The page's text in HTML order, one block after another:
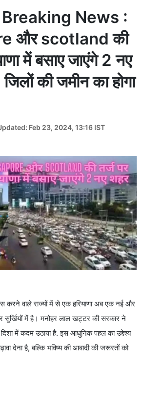
News :
और scotland की
में बसाए जाएंगे 2 नए
की जमीन का होगा
Feb 23, 2024, 13:16 IST
करने वाले राज्यों में से एक हरियाणा अब एक नई और
सुर्खियों में है। मनोहर लाल खट्टर की सरकार ने
में कदम उठाया है. इस आधुनिक पहल का उद्देश्य
देना है, बल्कि भविष्य की आबादी की जरूरतों को